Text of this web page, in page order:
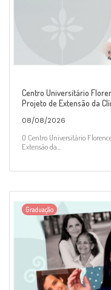
Centro Universitário
Projeto de Extensão da
08/08/2026
O Centro Universitário
Extensão da...
Graduação